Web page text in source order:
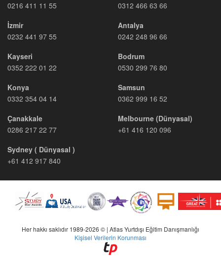
0216 411 11 55
0312 466 63 66
İzmir
0232 441 97 55
Antalya
0242 248 96 66
Kayseri
0352 222 01 22
Bodrum
0530 299 76 80
Konya
0332 354 04 14
Samsun
0362 999 16 52
Çanakkale
0286 217 22 77
Melbourne (Dünyasal)
+61 416 120 096
Sydney ( Dünyasal )
+61 412 917 840
Her hakkı saklıdır 1989-2026 © | Atlas Yurtdışı Eğitim Danışmanlığı
Kişisel Verilerin Korunması